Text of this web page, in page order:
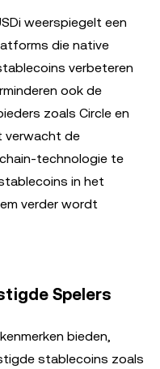
weerspiegelt een
die native
verbeteren
ook de
zoals Circle en
verwacht de
technologie te
in het
verder wordt
Spelers
bieden,
stablecoins zoals